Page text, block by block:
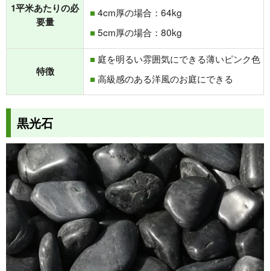
1平米あたりの必
要量
4cm厚の場合：64kg
5cm厚の場合：80kg
特徴
庭を明るい雰囲気にできる薄いピンク色
高級感のある洋風のお庭にできる
黒光石